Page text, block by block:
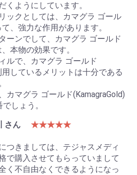
くようにしています。
ックとしては、カマグラ ゴール
て、強力な作用があります。
ーンでして、カマグラ ゴールド
本物の効果です。
ルで、カマグラ ゴールド
用しているメリットは十分である
カマグラ ゴールド(KamagraGold)
しょう。
さん
★★★★★
つきましては、テジャスメディ
で購入させてもらっていまして
く不自由なくできるようになっ